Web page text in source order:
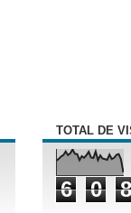
TOTAL DE
6 0 8